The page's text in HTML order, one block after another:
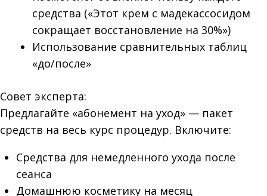
средства («Этот крем с мадекассосидом
сокращает восстановление на 30%»)
Использование сравнительных таблиц
«до/после»
Совет эксперта:
Предлагайте «абонемент на уход» — пакет
средств на весь курс процедур. Включите:
Средства для немедленного ухода после
сеанса
Домашнюю косметику на месяц